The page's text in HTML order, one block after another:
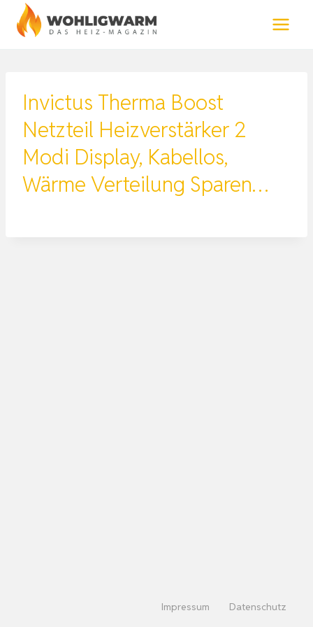
Zum
Inhalt
Invictus Therma Boost
Netzteil Heizverstärker 2
Modi Display, Kabellos,
Wärme Verteilung Sparen…
Impressum Datenschutz